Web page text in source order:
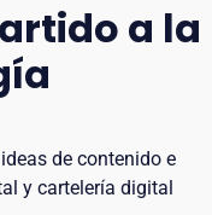
a la
de contenido e
y cartelería digital